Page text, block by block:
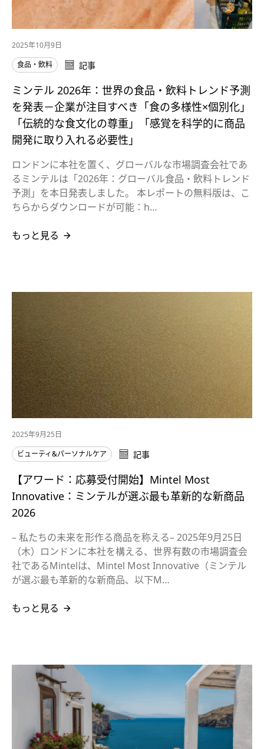
2025年10月9日
食品・飲料
記事
ミンテル 2026年：世界の食品・飲料トレンド予測
を発表－企業が注目すべき「食の多様性×個別化」
「伝統的な食文化の尊重」「感覚を科学的に商品
開発に取り入れる必要性」
ロンドンに本社を置く、グローバルな市場調査会社であ
るミンテルは「2026年：グローバル食品・飲料トレンド
予測」を本日発表しました。 本レポートの無料版は、こ
ちらからダウンロードが可能：h…
もっと見る
2025年9月25日
ビューティ&パーソナルケア
記事
【アワード：応募受付開始】Mintel Most
Innovative：ミンテルが選ぶ最も革新的な新商品
2026
– 私たちの未来を形作る商品を称える– 2025年9月25日
（木）ロンドンに本社を構える、世界有数の市場調査会
社であるMintelは、Mintel Most Innovative（ミンテル
が選ぶ最も革新的な新商品、以下M…
もっと見る